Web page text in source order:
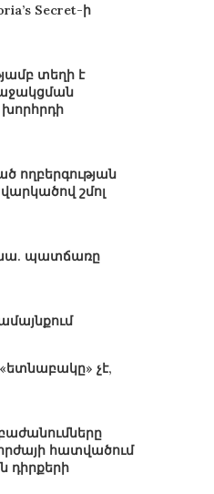
Secret-ի
տեղի է
աջակցման
ողբերգության
շմոլ
պատճառը
չէ,
հատվածում
դիրքերի